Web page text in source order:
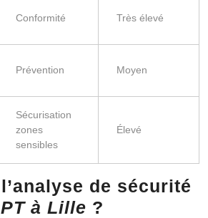
Conformité Très élevé
Prévention Moyen
Sécurisation
zones
sensibles
Élevé
de sécurité
à Lille ?